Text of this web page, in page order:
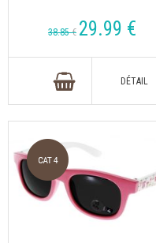
38.85 € 29.99 €